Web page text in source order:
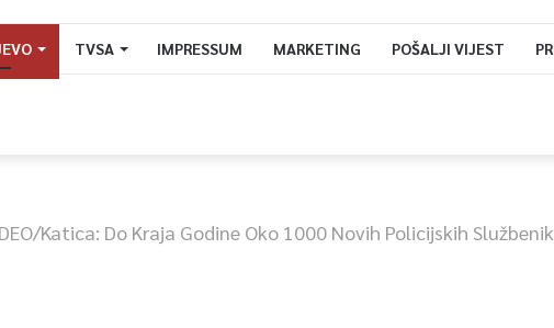
TVSA IMPRESSUM MARKETING POŠALJI VIJEST
Katica: Do Kraja Godine Oko 1000 Novih Policijskih